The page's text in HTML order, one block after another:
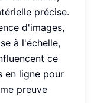
précise.
d'images,
à l'échelle,
ce
en ligne pour
preuve